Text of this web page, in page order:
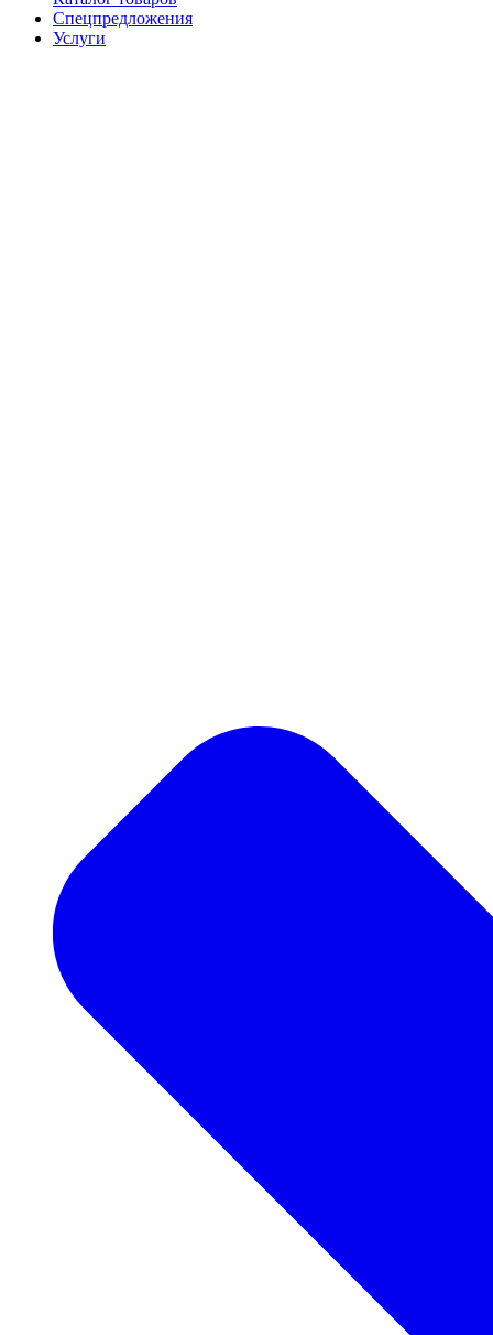
Спецпредложения
Услуги